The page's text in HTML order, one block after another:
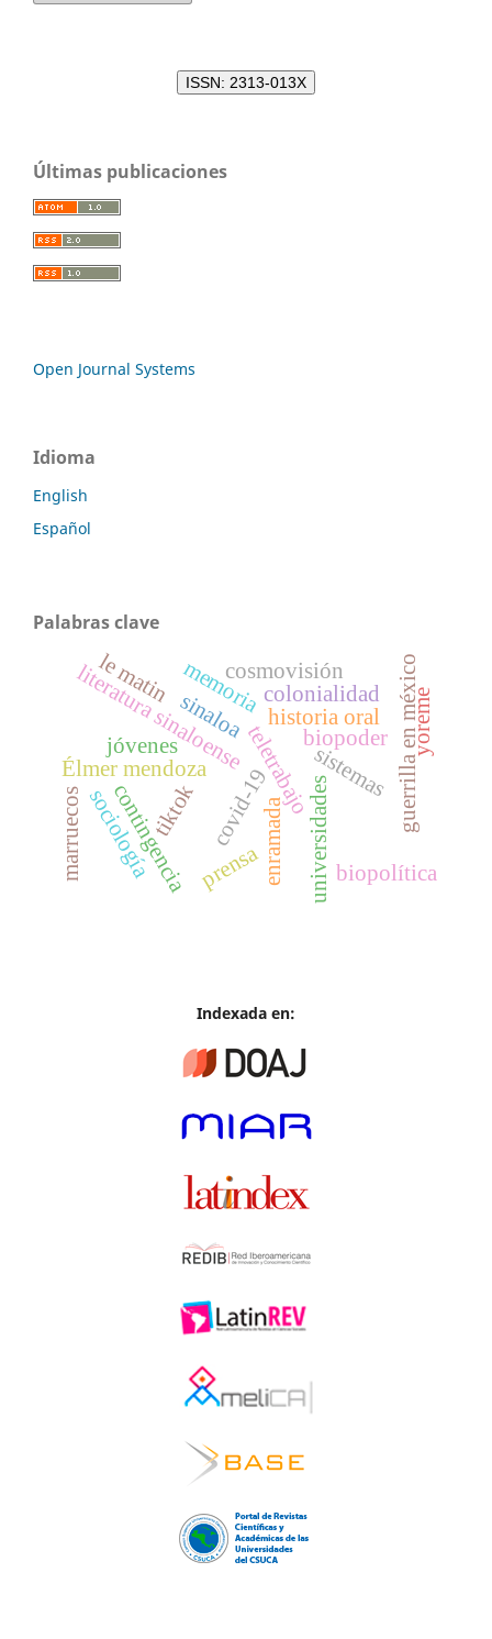
ISSN: 2313-013X
Últimas publicaciones
Open Journal Systems
Idioma
English
Español
Palabras clave
teletrabajo
contingencia universidades
covid-19 sistemas
Élmer mendoza guerrilla en méxico
literatura sinaloense historia oral
memoria
sinaloa
enramada
yoreme
cosmovisión
tiktok
biopoder
biopolítica
sociología
colonialidad
jóvenes
prensa
le matin
marruecos
Indexada en: